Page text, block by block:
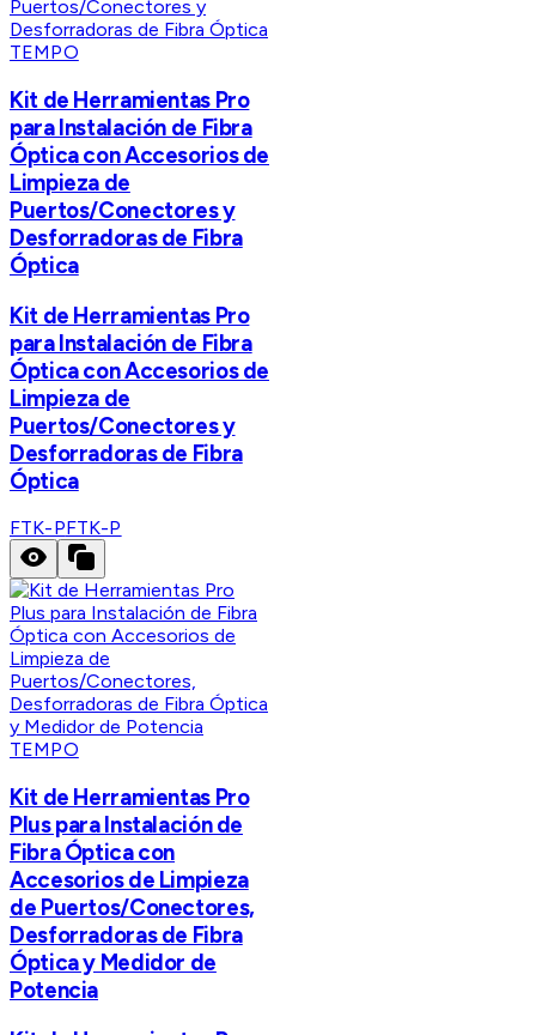
TEMPO
Kit de Herramientas Pro
para Instalación de Fibra
Óptica con Accesorios de
Limpieza de
Puertos/Conectores y
Desforradoras de Fibra
Óptica
Kit de Herramientas Pro
para Instalación de Fibra
Óptica con Accesorios de
Limpieza de
Puertos/Conectores y
Desforradoras de Fibra
Óptica
FTK-PFTK-P
TEMPO
Kit de Herramientas Pro
Plus para Instalación de
Fibra Óptica con
Accesorios de Limpieza
de Puertos/Conectores,
Desforradoras de Fibra
Óptica y Medidor de
Potencia